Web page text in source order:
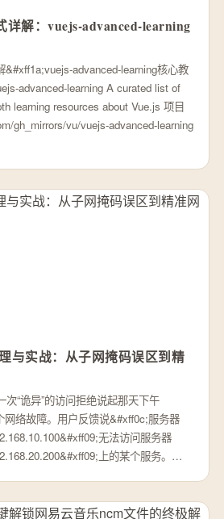
详解：vuejs-advanced-learning
&#xff1a;vuejs-advanced-learning核心教
advanced-learning A curated list of
learning resources about Vue.js 项目
gh_mirrors/vu/vuejs-advanced-learning
与实战：从子网掩码误区到精
“诡异”的访问拒绝说起那天下午
络故障。用户反馈说&#xff0c;服务器
无法访问服务器
上的某个服务。…